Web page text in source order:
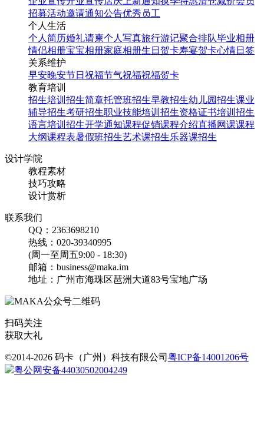
国庆假期之国庆狂欢美食
特价促销活动宣传长图设
找相似
招募活动邀请通知公告优秀员工
个人生活
个人简历婚礼请柬个人写真旅行游记聚合排队毕业相册
情侣相册宝宝相册家庭相册生日贺卡寿宴贺卡心情日签
关系维护
早安晚安节日祝福节气祝福祝福贺卡
教育培训
招生培训 招生简章托管班招生早教招生幼儿园招生课业
辅导招生考研招生职业技能培训招生资格证书培训招生
语言培训招生开学通知课程促销课程介绍直播网课课程
大纲课程表暑假班招生艺术课招生乐器课招生
设计学院
教程素材
技巧攻略
设计赏析
联系我们
QQ：2363698210
热线：020-39340995
(周一至周五9:00 - 18:30)
邮箱：business@maka.im
地址：广州市海珠区琶洲大道83号宝地广场
扫码关注
获取大礼
©2014-2026 码卡（广州）科技有限公司 粤ICP备14001206号
粤公网安备44030502004249